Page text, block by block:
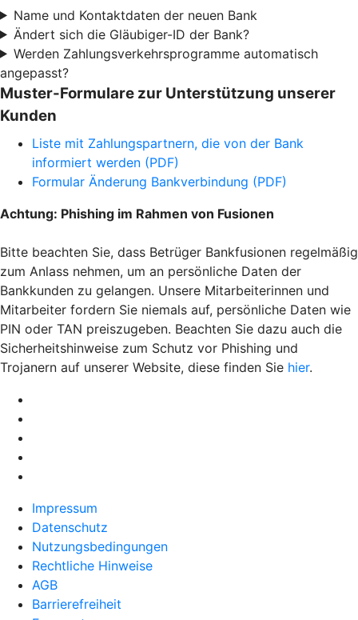
Name und Kontaktdaten der neuen Bank
Ändert sich die Gläubiger-ID der Bank?
Werden Zahlungsverkehrsprogramme automatisch
angepasst?
Muster-Formulare zur Unterstützung unserer
Kunden
Liste mit Zahlungspartnern, die von der Bank
informiert werden (PDF)
Formular Änderung Bankverbindung (PDF)
Achtung: Phishing im Rahmen von Fusionen
Bitte beachten Sie, dass Betrüger Bankfusionen regelmäßig
zum Anlass nehmen, um an persönliche Daten der
Bankkunden zu gelangen. Unsere Mitarbeiterinnen und
Mitarbeiter fordern Sie niemals auf, persönliche Daten wie
PIN oder TAN preiszugeben. Beachten Sie dazu auch die
Sicherheitshinweise zum Schutz vor Phishing und
Trojanern auf unserer Website, diese finden Sie hier.
Impressum
Datenschutz
Nutzungsbedingungen
Rechtliche Hinweise
AGB
Barrierefreiheit